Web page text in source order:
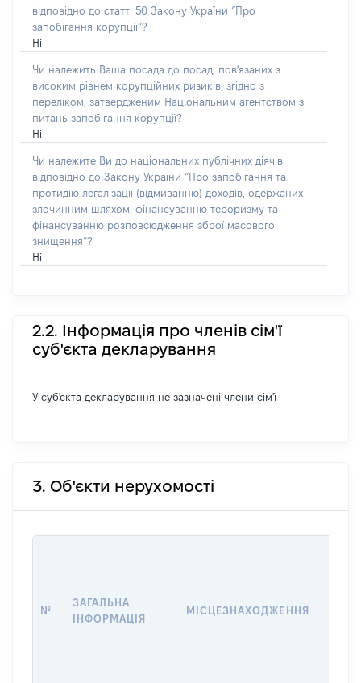
відповідно до статті 50 Закону України “Про
запобігання корупції”?
Ні
Чи належить Ваша посада до посад, пов'язаних з
високим рівнем корупційних ризиків, згідно з
переліком, затвердженим Національним агентством з
питань запобігання корупції?
Ні
Чи належите Ви до національних публічних діячів
відповідно до Закону України “Про запобігання та
протидію легалізації (відмиванню) доходів, одержаних
злочинним шляхом, фінансуванню тероризму та
фінансуванню розповсюдження зброї масового
знищення”?
Ні
2.2. Інформація про членів сім'ї
суб'єкта декларування
У суб'єкта декларування не зазначені члени сім'ї
3. Об'єкти нерухомості
№
ЗАГАЛЬНА
ІНФОРМАЦІЯ
МІСЦЕЗНАХОДЖЕННЯ